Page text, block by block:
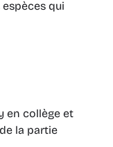
qui
en collège et
la partie